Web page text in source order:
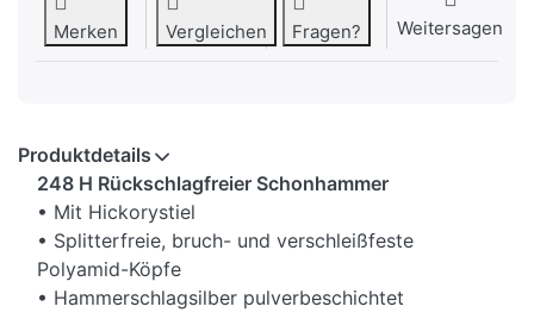
Merken Vergleichen Fragen? Weitersagen
Produktdetails
248 H Rückschlagfreier Schonhammer
• Mit Hickorystiel
• Splitterfreie, bruch- und verschleißfeste
Polyamid-Köpfe
• Hammerschlagsilber pulverbeschichtet